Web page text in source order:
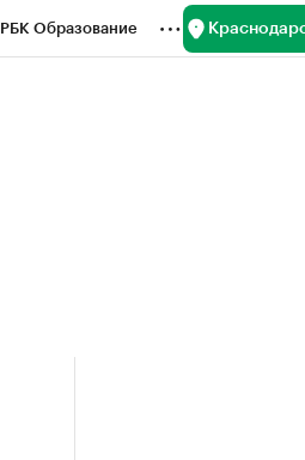
РБК Образование